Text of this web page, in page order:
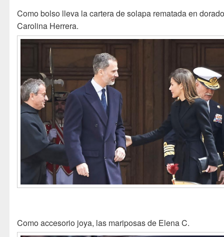
Como bolso lleva la cartera de solapa rematada en
Carolina Herrera.
Como accesorio joya, las mariposas de Elena C.